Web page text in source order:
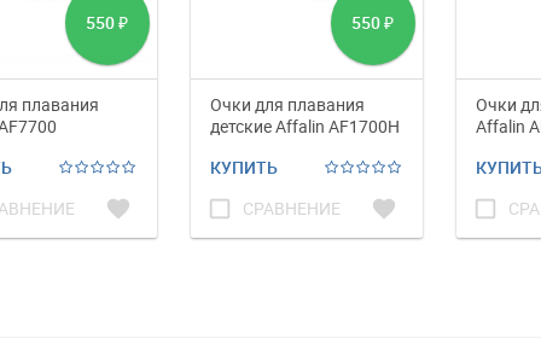
550 ₽
плавания
favorite
550 ₽
Очки для плавания
детские Affalin AF1700H
КУПИТЬ
check_box_outline_blank СРАВНЕНИЕ favorite
Очки
Affalin
check_box_outline_blank